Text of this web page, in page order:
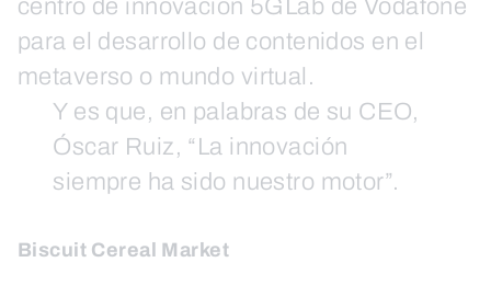
centro de innovación 5GLab de Vodafone
para el desarrollo de contenidos en el
metaverso o mundo virtual.
Y es que, en palabras de su CEO,
Óscar Ruiz, “La innovación
siempre ha sido nuestro motor”.
Biscuit Cereal Market